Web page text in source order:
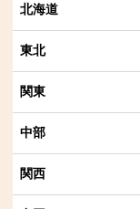
北海道
東北
関東
中部
関西